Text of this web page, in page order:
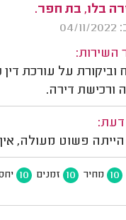
בלו, בת חפר.
השירות:
וביקורת על עורכת
ורכישת דירה.
דעת:
הייתה פשוט מעולה,
10 מחיר 10 זמנים 10